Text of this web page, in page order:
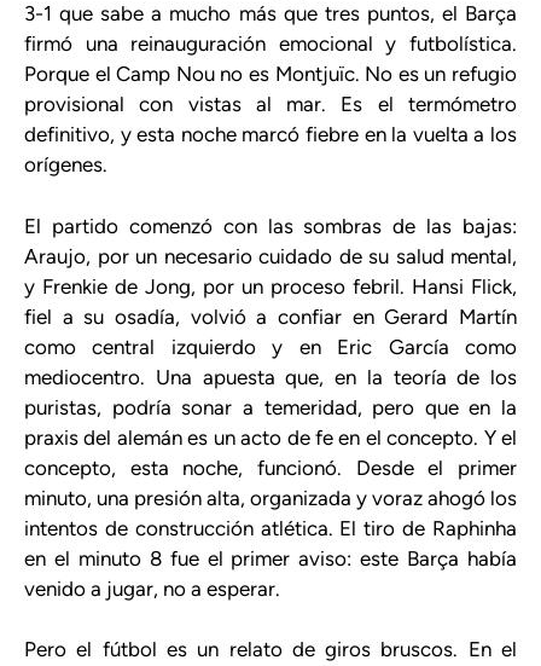
3-1 que sabe a mucho más que tres puntos, el Barça
firmó una reinauguración emocional y futbolística.
Porque el Camp Nou no es Montjuïc. No es un refugio
provisional con vistas al mar. Es el termómetro
definitivo, y esta noche marcó fiebre en la vuelta a los
orígenes.
El partido comenzó con las sombras de las bajas:
Araujo, por un necesario cuidado de su salud mental,
y Frenkie de Jong, por un proceso febril. Hansi Flick,
fiel a su osadía, volvió a confiar en Gerard Martín
como central izquierdo y en Eric García como
mediocentro. Una apuesta que, en la teoría de los
puristas, podría sonar a temeridad, pero que en la
praxis del alemán es un acto de fe en el concepto. Y el
concepto, esta noche, funcionó. Desde el primer
minuto, una presión alta, organizada y voraz ahogó los
intentos de construcción atlética. El tiro de Raphinha
en el minuto 8 fue el primer aviso: este Barça había
venido a jugar, no a esperar.
Pero el fútbol es un relato de giros bruscos. En el